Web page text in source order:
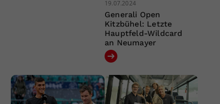
19.07.2024
Generali Open
Kitzbühel: Letzte
Hauptfeld-Wildcard
an Neumayer